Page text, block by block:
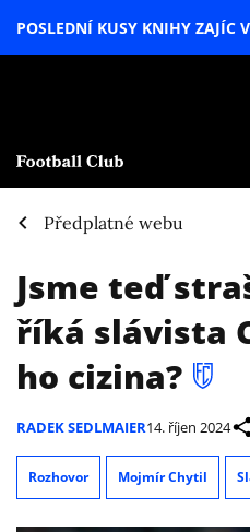
POSLEDNÍ KUSY KNIHY ZAJÍC
Předplatné webu
Jsme teď
říká slávista
ho cizina?
RADEK SEDLMAIER14. říjen 2024
Rozhovor Mojmír Chytil